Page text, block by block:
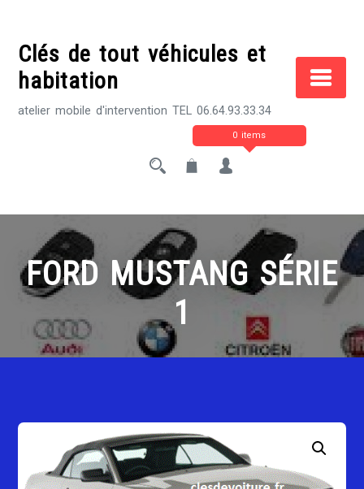
contentClés de tout véhicules et
habitation
atelier mobile d'intervention TEL 06.64.93.33.34
0 items
FORD MUSTANG SÉRIE
1